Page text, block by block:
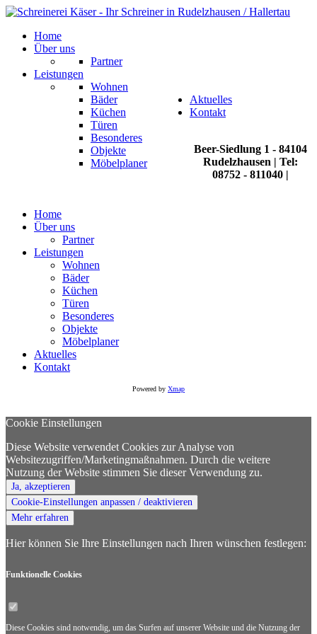
Home
Über uns
Partner
Leistungen
Wohnen
Bäder
Küchen
Türen
Besonderes
Objekte
Möbelplaner
Aktuelles
Kontakt
Beer-Siedlung 1 - 84104
Rudelzhausen | Tel:
08752 - 811040 |
Home
Über uns
Partner
Leistungen
Wohnen
Bäder
Küchen
Türen
Besonderes
Objekte
Möbelplaner
Aktuelles
Kontakt
Powered by Xmap
Cookie Einstellungen
Diese Website verwendet Cookies zur Analyse von
Websitezugriffen/Marketingmaßnahmen. Durch die weitere
Nutzung der Website stimmen Sie dieser Verwendung zu.
Ja, akzeptieren
Cookie-Einstellungen anpassen / deaktivieren
Mehr erfahren
Hier können Sie Ihre Einstellungen nach Ihren wünschen festlegen:
Funktionelle Cookies
Diese Cookies sind notwendig, um das Surfen auf unserer Website und die Nutzung der